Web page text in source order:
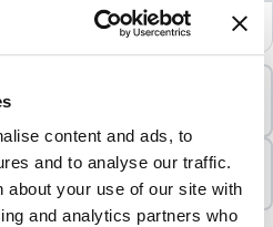
content and ads, to
and to analyse our traffic.
about your use of our site with
and analytics partners who
€23,07